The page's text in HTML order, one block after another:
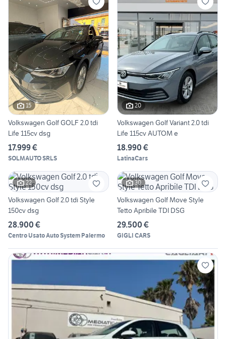
15
Volkswagen Golf GOLF 2.0 tdi
Life 115cv dsg
17.999 €
SOLMAUTO SRLS
20
Volkswagen Golf Variant 2.0 tdi
Life 115cv AUTOM e
18.990 €
LatinaCars
22
Volkswagen Golf 2.0 tdi Style
150cv dsg
28.900 €
Centro Usato Auto System Palermo
30
Volkswagen Golf Move Style
Tetto Apribile TDI DSG
29.500 €
GIGLI CARS